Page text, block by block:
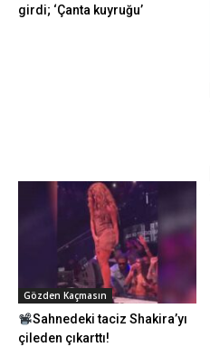
girdi; ‘Çanta kuyruğu’
Gözden Kaçmasın
Sahnedeki taciz Shakira’yı
çileden çıkarttı!